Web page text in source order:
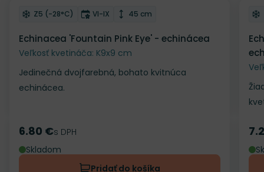
Odober do zoznamu želaní
Mrazuvzdornosť
Z5 (-28°C) Doba kvitnutia
VI-IX Výška rastliny
45 cm
Echinacea 'Fountain Pink Eye' - echinácea
Veľkosť kvetináča: K9x9 cm
Jedinečná dvojfarebná, bohato kvitnúca
echinácea.
Cena
6.80 €s DPH
Skladom
Pridať do košíka